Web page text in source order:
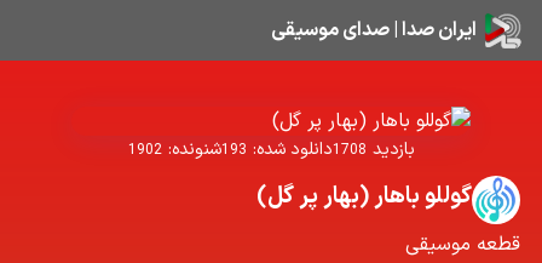
ایران صدا | صدای موسیقی
بازدید 1708دانلود شده: 193شنونده: 1902
گوللو باهار (بهار پر گل)
قطعه موسیقی